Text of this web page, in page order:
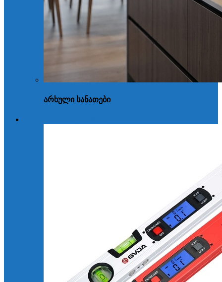
არხული სანათები